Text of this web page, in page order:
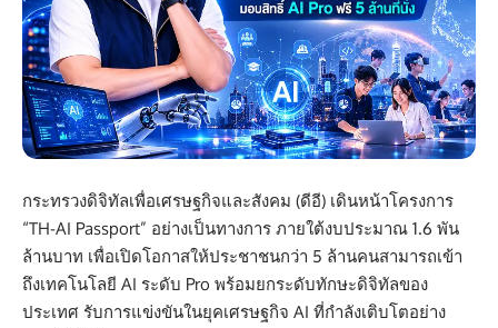
กระทรวงดิจิทัลเพื่อเศรษฐกิจและสังคม (ดีอี) เดินหน้าโครงการ
“TH-AI Passport” อย่างเป็นทางการ ภายใต้งบประมาณ 1.6 พัน
ล้านบาท เพื่อเปิดโอกาสให้ประชาชนกว่า 5 ล้านคนสามารถเข้า
ถึงเทคโนโลยี AI ระดับ Pro พร้อมยกระดับทักษะดิจิทัลของ
ประเทศ รับการแข่งขันในยุคเศรษฐกิจ AI ที่กำลังเติบโตอย่าง